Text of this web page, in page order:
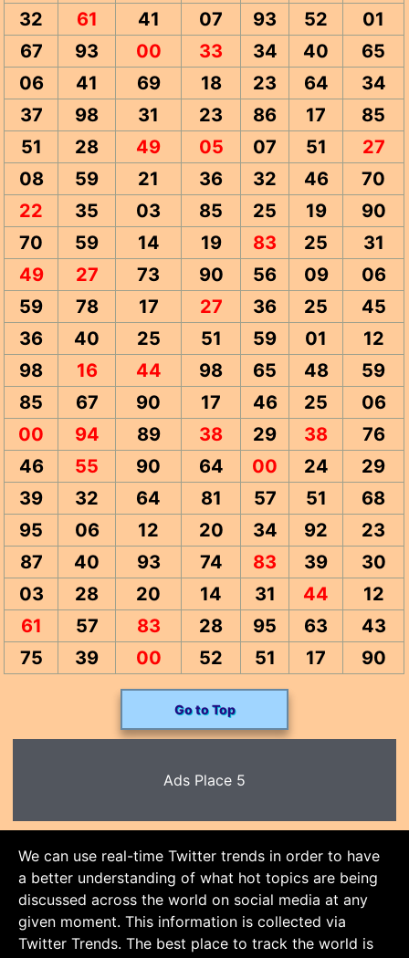
32
61 41 07 93 52
01
67
93 00 33 34 40
65
06
41 69 18 23 64
34
37
98 31 23 86 17
85
51
28 49 05 07 51
27
08
59 21 36 32 46
70
22
35 03 85 25 19
90
70
59 14 19 83 25
31
49
27 73 90 56 09
06
59
78 17 27 36 25
45
36
40 25 51 59 01
12
98
16 44 98 65 48
59
85
67 90 17 46 25
06
00
94 89 38 29 38
76
46
55 90 64 00 24
29
39
32 64 81 57 51
68
95
06 12 20 34 92
23
87
40 93 74 83 39
30
03
28 20 14 31 44
12
61
57 83 28 95 63
43
75
39 00 52 51 17 90
Go to Top
Ads Place 5
We can use real-time Twitter trends in order to have
a better understanding of what hot topics are being
discussed across the world on social media at any
given moment. This information is collected via
Twitter Trends. The best place to track the world is